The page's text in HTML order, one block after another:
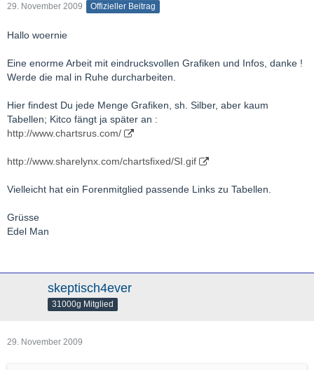
29. November 2009 Offizieller Beitrag
Hallo woernie
Eine enorme Arbeit mit eindrucksvollen Grafiken und Infos, danke !
Werde die mal in Ruhe durcharbeiten.
Hier findest Du jede Menge Grafiken, sh. Silber, aber kaum
Tabellen; Kitco fängt ja später an :
http://www.chartsrus.com/
http://www.sharelynx.com/chartsfixed/SI.gif
Vielleicht hat ein Forenmitglied passende Links zu Tabellen.
Grüsse
Edel Man
skeptisch4ever
31000g Mitglied
29. November 2009